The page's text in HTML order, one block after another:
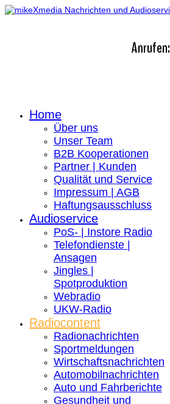
Anrufen:
Home
Über uns
Unser Team
B2B Kooperationen
Partner | Kunden
Qualität und Service
Impressum | AGB
Haftungsausschluss
Audioservice
PoS- | Instore Radio
Telefondienste |
Ansagen
Jingles |
Spotproduktion
Webradio
UKW-Radio
Radiocontent
Radionachrichten
Sportmeldungen
Wirtschaftsnachrichten
Automobilnachrichten
Auto und Fahrberichte
Gesundheit und